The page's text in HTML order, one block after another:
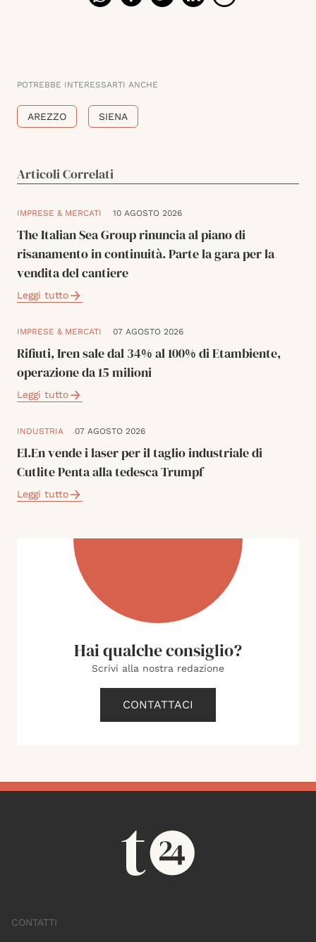
POTREBBE INTERESSARTI ANCHE
AREZZO SIENA
Articoli Correlati
IMPRESE & MERCATI 10 AGOSTO 2026
The Italian Sea Group rinuncia al piano di
risanamento in continuità. Parte la gara per la
vendita del cantiere
Leggi tutto
IMPRESE & MERCATI 07 AGOSTO 2026
Rifiuti, Iren sale dal 34% al 100% di Etambiente,
operazione da 15 milioni
Leggi tutto
INDUSTRIA 07 AGOSTO 2026
El.En vende i laser per il taglio industriale di
Cutlite Penta alla tedesca Trumpf
Leggi tutto
Hai qualche consiglio?
Scrivi alla nostra redazione
CONTATTACI
CONTATTI